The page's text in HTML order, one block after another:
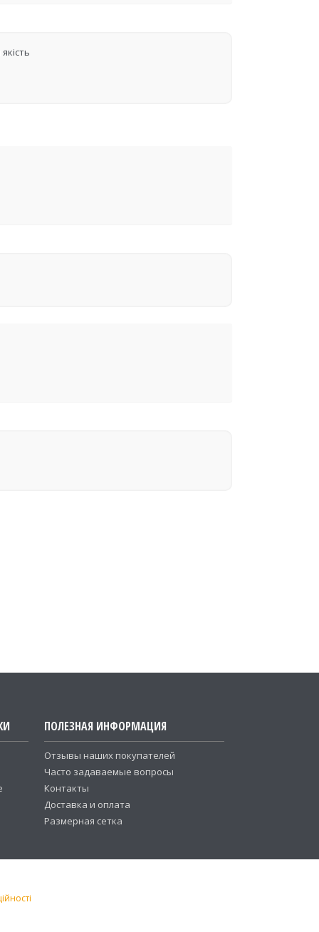
ПОЛЕЗНАЯ ИНФОРМАЦИЯ
Отзывы наших покупателей
Часто задаваемые вопросы
Контакты
Доставка и оплата
Размерная сетка